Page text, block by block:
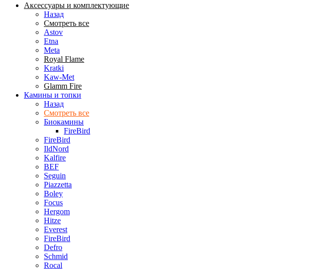
Аксессуары и комплектующие
Назад
Смотреть все
Astov
Etna
Meta
Royal Flame
Kratki
Kaw-Met
Glamm Fire
Камины и топки
Назад
Смотреть все
Биокамины
FireBird
FireBird
IldNord
Kalfire
BEF
Seguin
Piazzetta
Boley
Focus
Hergom
Hitze
Everest
FireBird
Defro
Schmid
Rocal